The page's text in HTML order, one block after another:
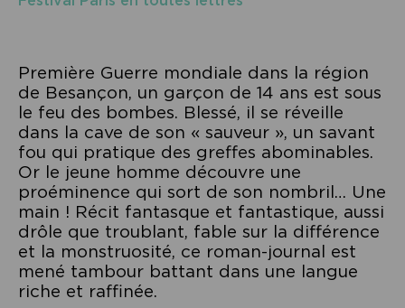
Première Guerre mondiale dans la région
de Besançon, un garçon de 14 ans est sous
le feu des bombes. Blessé, il se réveille
dans la cave de son « sauveur », un savant
fou qui pratique des greffes abominables.
Or le jeune homme découvre une
proéminence qui sort de son nombril… Une
main ! Récit fantasque et fantastique, aussi
drôle que troublant, fable sur la différence
et la monstruosité, ce roman-journal est
mené tambour battant dans une langue
riche et raffinée.